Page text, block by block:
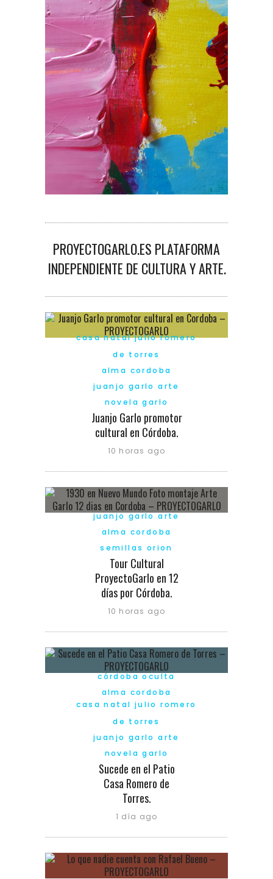
PROYECTOGARLO.ES PLATAFORMA
INDEPENDIENTE DE CULTURA Y ARTE.
casa natal julio romero
de torres
alma cordoba
juanjo garlo arte
novela garlo
Juanjo Garlo promotor
cultural en Córdoba.
10 horas ago
juanjo garlo arte
alma cordoba
semillas orion
Tour Cultural
ProyectoGarlo en 12
días por Córdoba.
10 horas ago
córdoba oculta
alma cordoba
casa natal julio romero
de torres
juanjo garlo arte
novela garlo
Sucede en el Patio
Casa Romero de
Torres.
1 día ago